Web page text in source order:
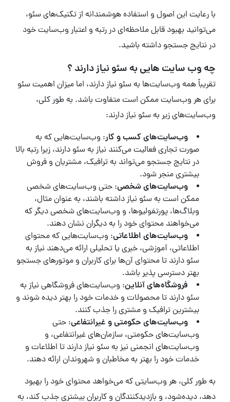
با رعایت این اصول و استفاده هوشمندانه از تکنیک‌های سئو،
می‌توانید بهبود قابل ملاحظه‌ای در رتبه و اعتبار وب‌سایت خود
در نتایج جستجو داشته باشید.
چه وب سایت هایی به سئو نیاز دارند ؟
تقریباً همه وب‌سایت‌ها به سئو نیاز دارند، اما میزان اهمیت سئو
برای هر وب‌سایت ممکن است متفاوت باشد. به طور کلی،
وب‌سایت‌های زیر به سئو نیاز دارند:
وب‌سایت‌های کسب و کار: وب‌سایت‌هایی که به
صورت تجاری فعالیت می‌کنند نیاز به سئو دارند، زیرا رتبه بالا
در نتایج جستجو می‌تواند به ترافیک، مشتریان و فروش
بیشتری منجر شود.
وب‌سایت‌های شخصی: حتی وب‌سایت‌های شخصی
ممکن است به سئو نیاز داشته باشند، به عنوان مثال،
وبلاگ‌ها، پورتفولیوها، و وب‌سایت‌های شخصی دیگر که
می‌خواهند محتوای خود را به دیگران نشان دهند.
وب‌سایت‌های اطلاعاتی: وب‌سایت‌هایی که محتوای
اطلاعاتی، آموزشی، خبری یا تحلیلی ارائه می‌دهند نیاز به
سئو دارند تا محتوای آن‌ها برای کاربران و موتورهای جستجو
بهتر دسترسی پذیر باشد.
فروشگاه‌های آنلاین: وب‌سایت‌های فروشگاهی نیاز به
سئو دارند تا محصولات و خدمات خود را بهتر دیده شوند و
بیشترین ترافیک و مشتری را جذب کنند.
وب‌سایت‌های حکومتی و غیرانتفاعی: حتی
وب‌سایت‌های حکومتی، سازمان‌های غیرانتفاعی، و
وب‌سایت‌های انجمنی نیز به سئو نیاز دارند تا اطلاعات و
خدمات خود را بهتر به مخاطبان و شهروندان ارائه دهند.
به طور کلی، هر وب‌سایتی که می‌خواهد محتوای خود را بهبود
دهد، دیده‌شود، و بازدیدکنندگان و کاربران بیشتری جذب کند، به